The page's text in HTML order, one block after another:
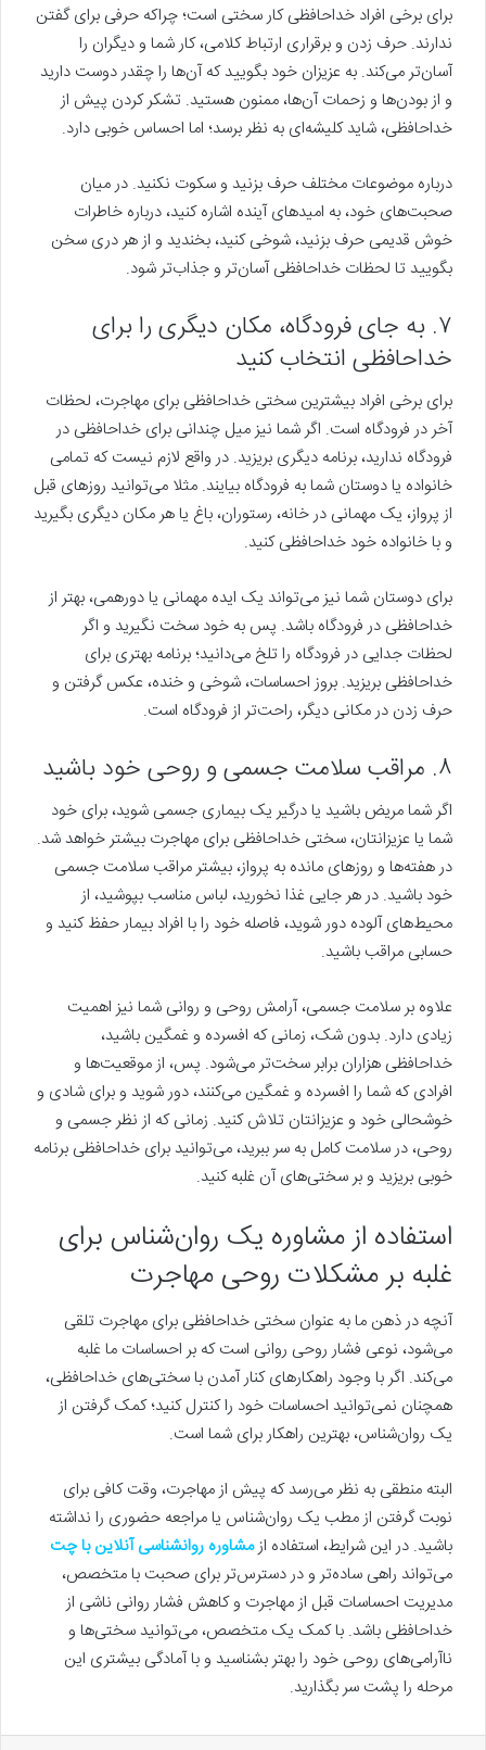
برای برخی افراد خداحافظی کار سختی است؛ چراکه حرفی برای گفتن
ندارند. حرف زدن و برقراری ارتباط کلامی، کار شما و دیگران را
آسان‌تر می‌کند. به عزیزان خود بگویید که آن‌ها را چقدر دوست دارید
و از بودن‌ها و زحمات آن‌ها، ممنون هستید. تشکر کردن پیش از
خداحافظی، شاید کلیشه‌ای به نظر برسد؛ اما احساس خوبی دارد.
درباره موضوعات مختلف حرف بزنید و سکوت نکنید. در میان
صحبت‌های خود، به امیدهای آینده اشاره کنید، درباره خاطرات
خوش قدیمی حرف بزنید، شوخی کنید، بخندید و از هر دری سخن
بگویید تا لحظات خداحافظی آسان‌تر و جذاب‌تر شود.
۷. به جای فرودگاه، مکان دیگری را برای
خداحافظی انتخاب کنید
برای برخی افراد بیشترین سختی خداحافظی برای مهاجرت، لحظات
آخر در فرودگاه است. اگر شما نیز میل چندانی برای خداحافظی در
فرودگاه ندارید، برنامه دیگری بریزید. در واقع لازم نیست که تمامی
خانواده یا دوستان شما به فرودگاه بیایند. مثلا می‌توانید روزهای قبل
از پرواز، یک مهمانی در خانه، رستوران، باغ یا هر مکان دیگری بگیرید
و با خانواده خود خداحافظی کنید.
برای دوستان شما نیز می‌تواند یک ایده مهمانی یا دورهمی، بهتر از
خداحافظی در فرودگاه باشد. پس به خود سخت نگیرید و اگر
لحظات جدایی در فرودگاه را تلخ می‌دانید؛ برنامه بهتری برای
خداحافظی بریزید. بروز احساسات، شوخی و خنده، عکس گرفتن و
حرف زدن در مکانی دیگر، راحت‌تر از فرودگاه است.
۸. مراقب سلامت جسمی و روحی خود باشید
اگر شما مریض باشید یا درگیر یک بیماری جسمی شوید، برای خود
شما یا عزیزانتان، سختی خداحافظی برای مهاجرت بیشتر خواهد شد.
در هفته‌ها و روزهای مانده به پرواز، بیشتر مراقب سلامت جسمی
خود باشید. در هر جایی غذا نخورید، لباس مناسب بپوشید، از
محیط‌های آلوده دور شوید، فاصله خود را با افراد بیمار حفظ کنید و
حسابی مراقب باشید.
علاوه بر سلامت جسمی، آرامش روحی و روانی شما نیز اهمیت
زیادی دارد. بدون شک، زمانی که افسرده و غمگین باشید،
خداحافظی هزاران برابر سخت‌تر می‌شود. پس، از موقعیت‌ها و
افرادی که شما را افسرده و غمگین می‌کنند، دور شوید و برای شادی و
خوشحالی خود و عزیزانتان تلاش کنید. زمانی که از نظر جسمی و
روحی، در سلامت کامل به سر ببرید، می‌توانید برای خداحافظی برنامه
خوبی بریزید و بر سختی‌های آن غلبه کنید.
استفاده از مشاوره یک روان‌شناس برای
غلبه بر مشکلات روحی مهاجرت
آنچه در ذهن ما به عنوان سختی خداحافظی برای مهاجرت تلقی
می‌شود، نوعی فشار روحی روانی است که بر احساسات ما غلبه
می‌کند. اگر با وجود راهکارهای کنار آمدن با سختی‌های خداحافظی،
همچنان نمی‌توانید احساسات خود را کنترل کنید؛ کمک گرفتن از
یک روان‌شناس، بهترین راهکار برای شما است.
البته منطقی به نظر می‌رسد که پیش از مهاجرت، وقت کافی برای
نوبت گرفتن از مطب یک روان‌شناس یا مراجعه حضوری را نداشته
باشید. در این شرایط، استفاده ازمشاوره روانشناسی آنلاین با چت
می‌تواند راهی ساده‌تر و در دسترس‌تر برای صحبت با متخصص،
مدیریت احساسات قبل از مهاجرت و کاهش فشار روانی ناشی از
خداحافظی باشد. با کمک یک متخصص، می‌توانید سختی‌ها و
ناآرامی‌های روحی خود را بهتر بشناسید و با آمادگی بیشتری این
مرحله را پشت سر بگذارید.